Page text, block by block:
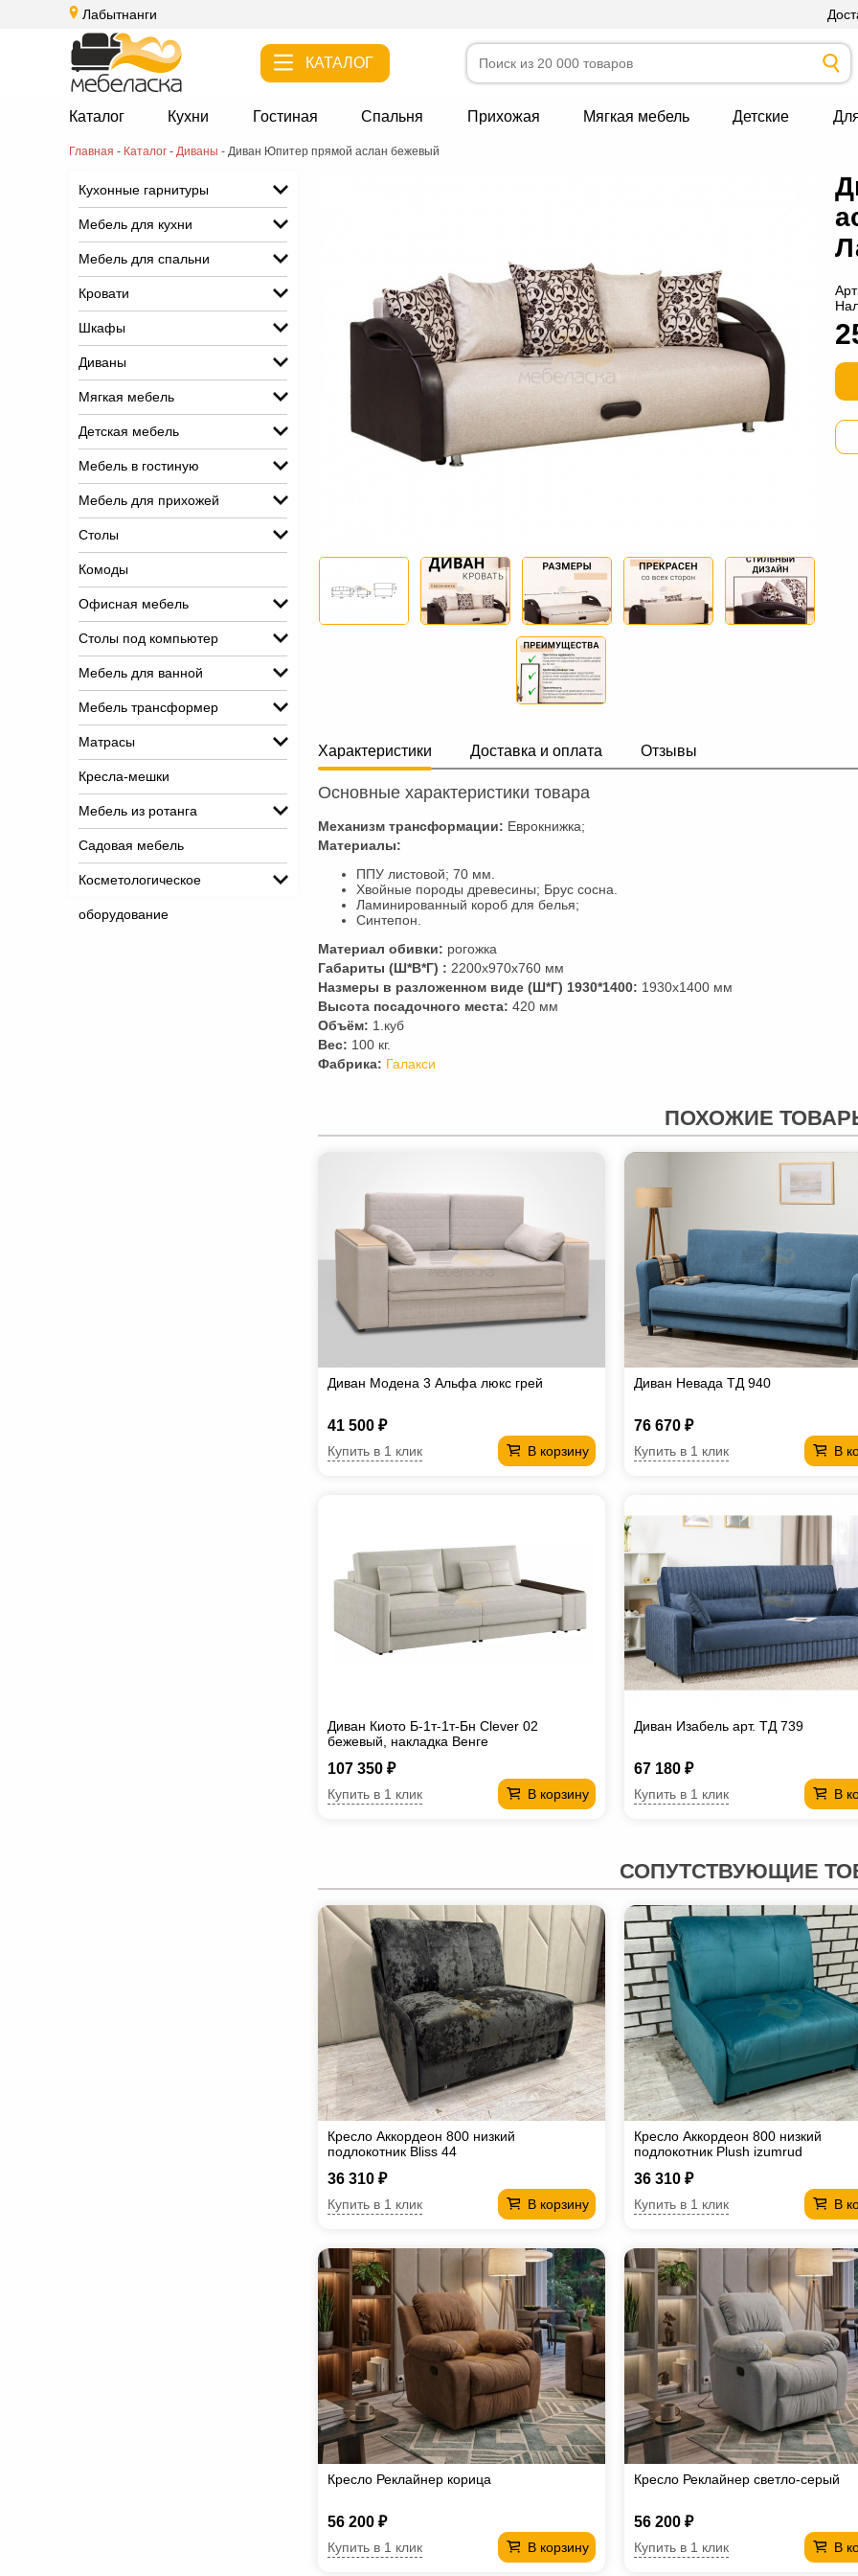
Лабытнанги
КАТАЛОГ
Каталог Кухни Гостиная Спальня Прихожая Мягкая мебель Детские
Главная - Каталог - Диваны - Диван Юпитер прямой аслан бежевый
Кухонные гарнитуры
Мебель для кухни
Мебель для спальни
Кровати
Шкафы
Диваны
Мягкая мебель
Детская мебель
Мебель в гостиную
Мебель для прихожей
Столы
Комоды
Офисная мебель
Столы под компьютер
Мебель для ванной
Мебель трансформер
Матрасы
Кресла-мешки
Мебель из ротанга
Садовая мебель
Косметологическое
оборудование
Характеристики Доставка и оплата Отзывы
Основные характеристики товара
Механизм трансформации: Еврокнижка;
Материалы:
ППУ листовой; 70 мм.
Хвойные породы древесины; Брус сосна.
Ламинированный короб для белья;
Синтепон.
Материал обивки: рогожка
Габариты (Ш*В*Г) : 2200х970х760 мм
Hазмеры в разложенном виде (Ш*Г) 1930*1400: 1930х1400 мм
Высота посадочного места: 420 мм
Объём: 1.куб
Вес: 100 кг.
Фабрика: Галакси
ПОХОЖИЕ
Диван Модена 3 Альфа люкс грей
41 500 ₽
В корзину
Купить в 1 клик
Диван Невада ТД 940
76 670 ₽
В
Купить в 1 клик
Диван Киото Б-1т-1т-Бн Clever 02
бежевый, накладка Венге
107 350 ₽
В корзину
Купить в 1 клик
Диван Изабель арт. ТД 739
67 180 ₽
В
Купить в 1 клик
СОПУТСТВУЮЩИЕ
Кресло Аккордеон 800 низкий
подлокотник Вliss 44
36 310 ₽
В корзину
Купить в 1 клик
Кресло Аккордеон 800 низкий
подлокотник Plush izumrud
36 310 ₽
В
Купить в 1 клик
Кресло Реклайнер корица
56 200 ₽
В корзину
Купить в 1 клик
Кресло Реклайнер светло-серый
56 200 ₽
В
Купить в 1 клик